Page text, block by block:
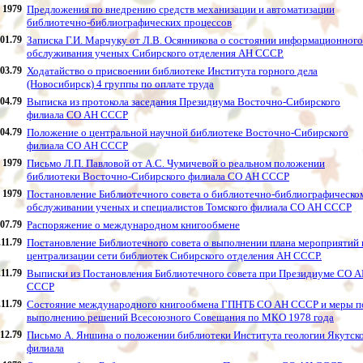
1979 Предложения по внедрению средств механизации и автоматизации
библиотечно-библиографических процессов
Записка Г.И. Марчуку от Л.В. Осянникова о состоянии информационного
обслуживания ученых Сибирского отделения АН СССР.
Ходатайство о присвоении библиотеке Института горного дела
(Новосибирск) 4 группы по оплате труда
Выписка из протокола заседания Президиума Восточно-Сибирского
филиала СО АН СССР
Положение о центральной научной библиотеке Восточно-Сибирского
филиала СО АН СССР
1979 Письмо Л.П. Павловой от А.С. Чумичевой о реальном положении
библиотеки Восточно-Сибирского филиала СО АН СССР
1979 Постановление Библиотечного совета о библиотечно-
обслуживании ученых и специалистов Томского филиала СО АН СССР
Распоряжение о международном книгообмене
Постановление Библиотечного совета о выполнении плана мероприятий
централизации сети библиотек Сибирского отделения АН СССР.
Выписки из Постановления Библиотечного совета при Президиуме СО
СССР
Состояние международного книгообмена ГПНТБ СО АН СССР и меры
выполнению решений Всесоюзного Совещания по МКО 1978 года
Письмо А. Яншина о положении библиотеки Института геологии
филиала